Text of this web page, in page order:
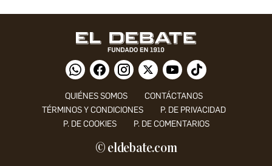
QUIÉNES SOMOS
CONTÁCTANOS
TÉRMINOS Y CONDICIONES
P. DE PRIVACIDAD
P. DE COOKIES
P. DE COMENTARIOS
© eldebate.com